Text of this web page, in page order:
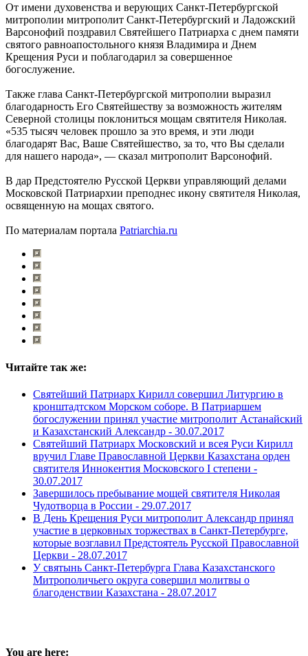
От имени духовенства и верующих Санкт-Петербургской
митрополии митрополит Санкт-Петербургский и Ладожский
Варсонофий поздравил Святейшего Патриарха с днем памяти
святого равноапостольного князя Владимира и Днем
Крещения Руси и поблагодарил за совершенное
богослужение.
Также глава Санкт-Петербургской митрополии выразил
благодарность Его Святейшеству за возможность жителям
Северной столицы поклониться мощам святителя Николая.
«535 тысяч человек прошло за это время, и эти люди
благодарят Вас, Ваше Святейшество, за то, что Вы сделали
для нашего народа», ― сказал митрополит Варсонофий.
В дар Предстоятелю Русской Церкви управляющий делами
Московской Патриархии преподнес икону святителя Николая,
освященную на мощах святого.
По материалам портала Patriarchia.ru
Читайте так же:
Святейший Патриарх Кирилл совершил Литургию в
кронштадтском Морском соборе. В Патриаршем
богослужении принял участие митрополит Астанайский
и Казахстанский Александр - 30.07.2017
Святейший Патриарх Московский и всея Руси Кирилл
вручил Главе Православной Церкви Казахстана орден
святителя Иннокентия Московского I степени -
30.07.2017
Завершилось пребывание мощей святителя Николая
Чудотворца в России - 29.07.2017
В День Крещения Руси митрополит Александр принял
участие в церковных торжествах в Санкт-Петербурге,
которые возглавил Предстоятель Русской Православной
Церкви - 28.07.2017
У святынь Санкт-Петербурга Глава Казахстанского
Митрополичьего округа совершил молитвы о
благоденствии Казахстана - 28.07.2017
You are here: